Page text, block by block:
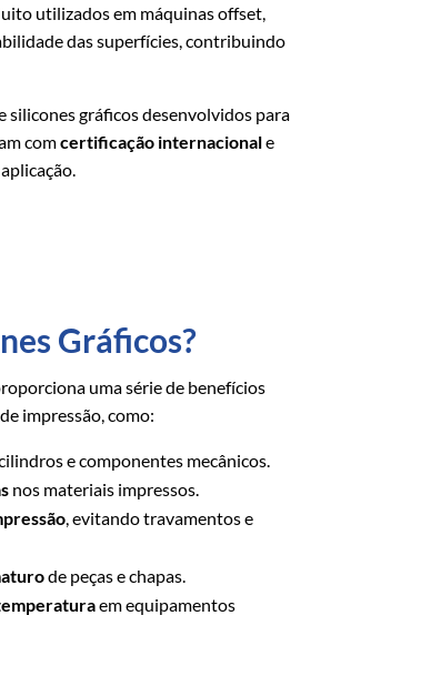
utilizados em máquinas offset,
das superfícies, contribuindo
silicones gráficos desenvolvidos para
comcertificação internacionale
Gráficos?
uma série de benefícios
impressão, como:
e componentes mecânicos.
nos materiais impressos.
, evitando travamentos e
de peças e chapas.
em equipamentos